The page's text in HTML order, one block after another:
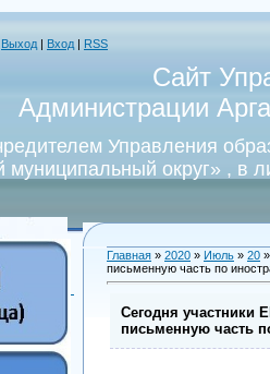
Выход Вход RSS
Сайт
Администрации
Управления
муниципальный округ» , в
Главная » 2020 » Июль » 20
письменную часть по
Сегодня участники
письменную часть